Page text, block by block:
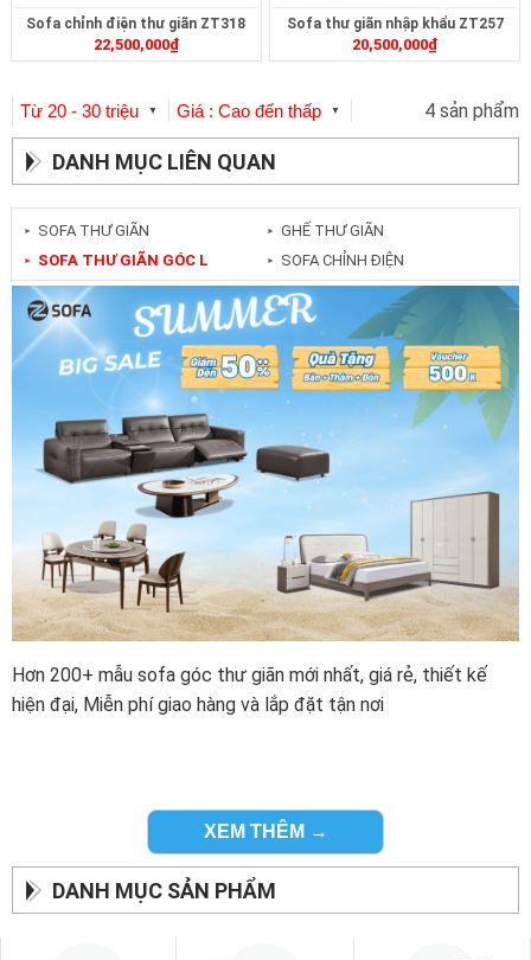
Sofa chỉnh điện thư giãn ZT318
22,500,000₫
Sofa thư giãn nhập khẩu ZT257
20,500,000₫
Từ 20 - 30 triệu ▼ Giá : Cao đến thấp ▼ 4 sản phẩm
DANH MỤC LIÊN QUAN
► SOFA THƯ GIÃN
► SOFA THƯ GIÃN GÓC L
► GHẾ THƯ GIÃN
► SOFA CHỈNH ĐIỆN
Hơn 200+ mẫu sofa góc thư giãn mới nhất, giá rẻ, thiết kế
hiện đại, Miễn phí giao hàng và lắp đặt tận nơi
XEM THÊM →
DANH MỤC SẢN PHẨM